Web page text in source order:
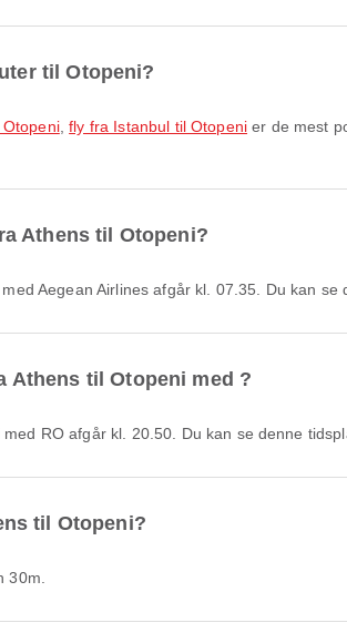
til Otopeni?
,fly fra Istanbul til Otopeni er de mest
Athens til Otopeni?
med Aegean Airlines afgår kl. 07.35. Du kan
Athens til Otopeni med ?
med RO afgår kl. 20.50. Du kan se denne
til Otopeni?
30m.